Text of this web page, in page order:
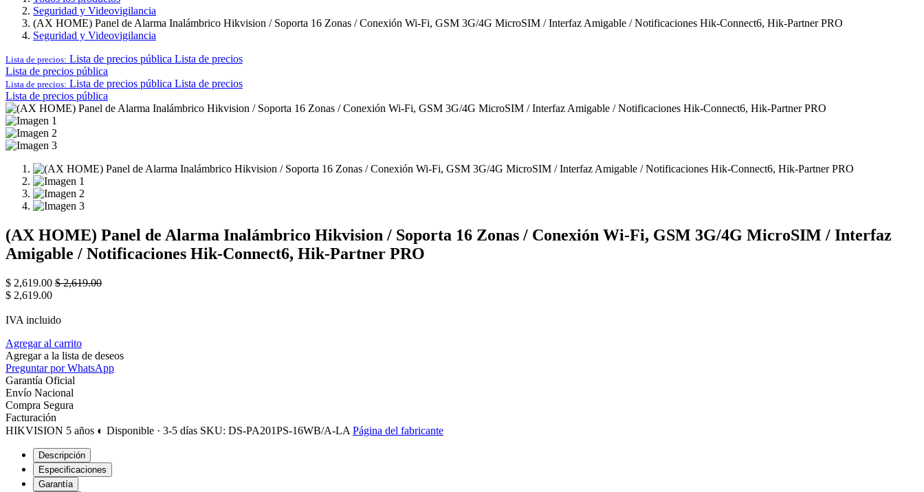
Seguridad y Videovigilancia
(AX HOME) Panel de Alarma Inalámbrico Hikvision / Soporta 16 Zonas / Conexión Wi-Fi, GSM 3G/4G MicroSIM / Interfaz Amigable / Notificaciones Hik-Connect6, Hik-Partner PRO
Seguridad y Videovigilancia
Lista de precios: Lista de precios pública Lista de precios
Lista de precios pública
Lista de precios: Lista de precios pública Lista de precios
Lista de precios pública
(AX HOME) Panel de Alarma Inalámbrico Hikvision / Soporta 16 Zonas / Conexión Wi-Fi, GSM 3G/4G MicroSIM / Interfaz
Amigable / Notificaciones Hik-Connect6, Hik-Partner PRO
$ 2,619.00 $2,619.00
$ 2,619.00
IVA incluido
Agregar al carrito
Agregar a la lista de deseos
Preguntar por WhatsApp
Garantía Oficial
Envío Nacional
Compra Segura
Facturación
HIKVISION 5 años ◐ Disponible · 3-5 días SKU: DS-PA201PS-16WB/A-LA Página del fabricante
Descripción
Especificaciones
Garantía